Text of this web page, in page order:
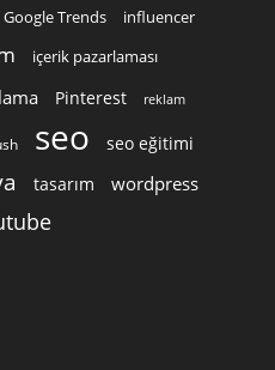
Google Trends influencer
içerik pazarlaması
Pinterest reklam
seo seo eğitimi
tasarım wordpress